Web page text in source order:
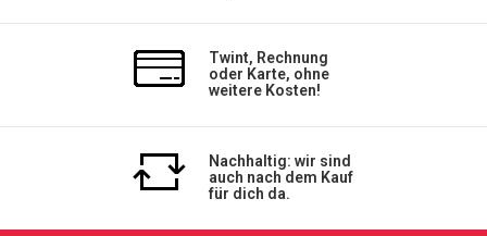
Twint, Rechnung
oder Karte, ohne
weitere Kosten!
Nachhaltig: wir sind
auch nach dem Kauf
für dich da.